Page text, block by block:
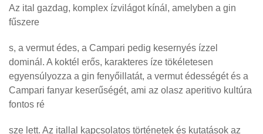
Az ital gazdag, komplex ízvilágot kínál, amelyben a gin
fűszere
s, a vermut édes, a Campari pedig kesernyés ízzel
dominál. A koktél erős, karakteres íze tökéletesen
egyensúlyozza a gin fenyőillatát, a vermut édességét és a
Campari fanyar keserűségét, ami az olasz aperitivo kultúra
fontos ré
sze lett. Az itallal kapcsolatos történetek és kutatások az